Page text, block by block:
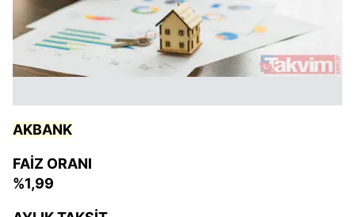
AKBANK
FAİZ ORANI
%1,99